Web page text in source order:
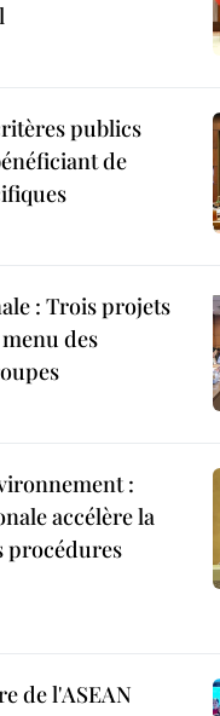
publics
de
: Trois projets
des
:
accélère la
procédures
de l'ASEAN